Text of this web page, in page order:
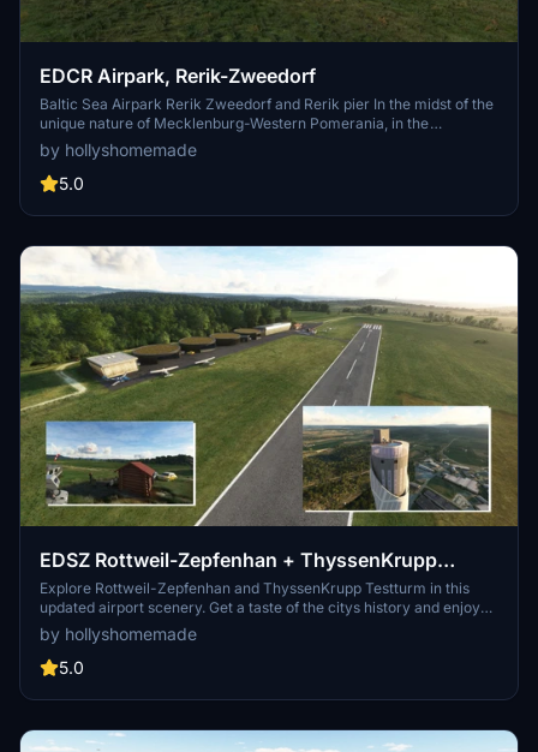
EDCR Airpark, Rerik-Zweedorf
Baltic Sea Airpark Rerik Zweedorf and Rerik pier In the midst of the
unique nature of Mecklenburg-Western Pomerania, in the
immediate vicinity of the coastal landscape of the Salzhaff and the
Baltic Sea, lies the Rerik - Zweedorf airfield with the ICAO identifier
EDCR. The well-maintained grass runway between rapeseed fields
airpark on the Baltic Sea.
by hollyshomemade
5.0
EDSZ Rottweil-Zepfenhan + ThyssenKrupp
Testturm
Explore Rottweil-Zepfenhan and ThyssenKrupp Testturm in this
updated airport scenery. Get a taste of the citys history and enjoy
the stunning views from the test towers observation deck.
Experience added realism with new buildings, activities, and
textures. Happy landings!
by hollyshomemade
5.0